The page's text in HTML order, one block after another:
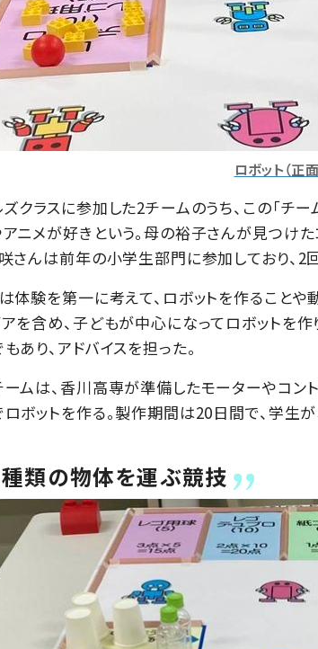
ロボット（正面
クラスに参加した2チームのうち、この「チ
ニメが好きという。母の裕子さんが見つけた
さんは前年の小学生部門に参加しており、2
体験を第一に考えて、ロボットを作ること
を含め、子どもが中心になってロボットを
あり、アドバイスを担った。
ムは、香川高専が準備したモーターやコン
ボットを作る。製作期間は20日間で、学生が
種類の物体を運ぶ競技